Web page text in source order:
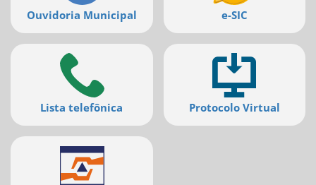
Ouvidoria Municipal e-SIC
Lista telefônica Protocolo Virtual